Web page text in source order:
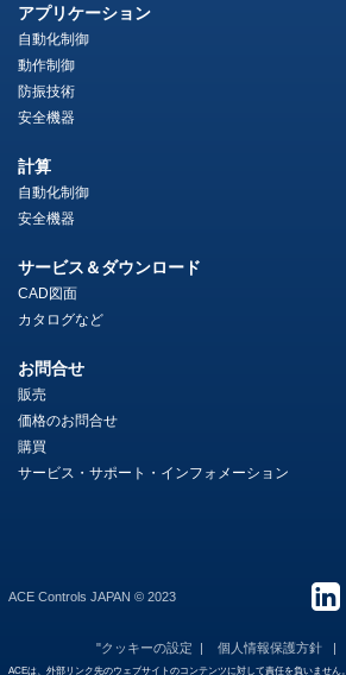
アプリケーション
自動化制御
動作制御
防振技術
安全機器
計算
自動化制御
安全機器
サービス＆ダウンロード
CAD図面
カタログなど
お問合せ
販売
価格のお問合せ
購買
サービス・サポート・インフォメーション
ACE Controls JAPAN © 2023
"クッキーの設定 個人情報保護方針
ACEは、外部リンク先のウェブサイトのコンテンツに対して責任を負いません。